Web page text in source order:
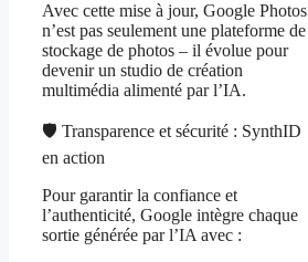
Avec cette mise à jour, Google Photos
n’est pas seulement une plateforme de
stockage de photos – il évolue pour
devenir un studio de création
multimédia alimenté par l’IA.
🛡️ Transparence et sécurité : SynthID
en action
Pour garantir la confiance et
l’authenticité, Google intègre chaque
sortie générée par l’IA avec :